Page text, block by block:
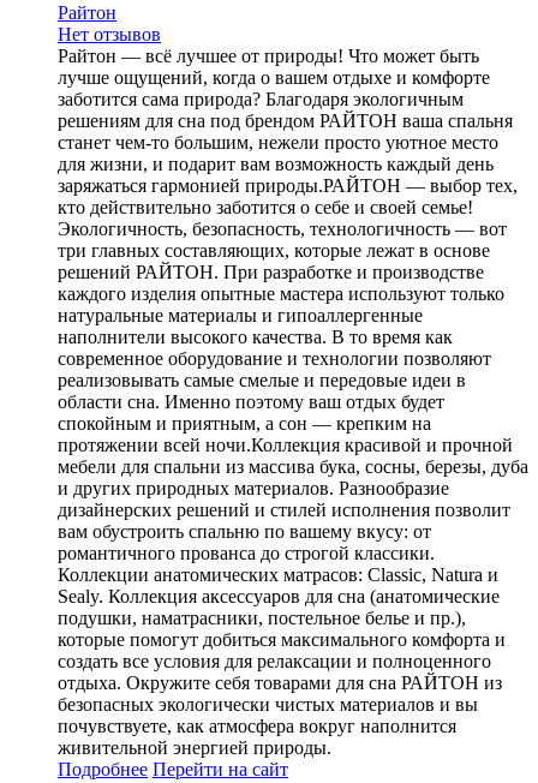
Райтон
Нет отзывов
Райтон — всё лучшее от природы! Что может быть
лучше ощущений, когда о вашем отдыхе и комфорте
заботится сама природа? Благодаря экологичным
решениям для сна под брендом РАЙТОН ваша спальня
станет чем-то большим, нежели просто уютное место
для жизни, и подарит вам возможность каждый день
заряжаться гармонией природы.РАЙТОН — выбор тех,
кто действительно заботится о себе и своей семье!
Экологичность, безопасность, технологичность — вот
три главных составляющих, которые лежат в основе
решений РАЙТОН. При разработке и производстве
каждого изделия опытные мастера используют только
натуральные материалы и гипоаллергенные
наполнители высокого качества. В то время как
современное оборудование и технологии позволяют
реализовывать самые смелые и передовые идеи в
области сна. Именно поэтому ваш отдых будет
спокойным и приятным, а сон — крепким на
протяжении всей ночи.Коллекция красивой и прочной
мебели для спальни из массива бука, сосны, березы, дуба
и других природных материалов. Разнообразие
дизайнерских решений и стилей исполнения позволит
вам обустроить спальню по вашему вкусу: от
романтичного прованса до строгой классики.
Коллекции анатомических матрасов: Classic, Natura и
Sealy. Коллекция аксессуаров для сна (анатомические
подушки, наматрасники, постельное белье и пр.),
которые помогут добиться максимального комфорта и
создать все условия для релаксации и полноценного
отдыха. Окружите себя товарами для сна РАЙТОН из
безопасных экологически чистых материалов и вы
почувствуете, как атмосфера вокруг наполнится
живительной энергией природы.
Подробнее Перейти на сайт